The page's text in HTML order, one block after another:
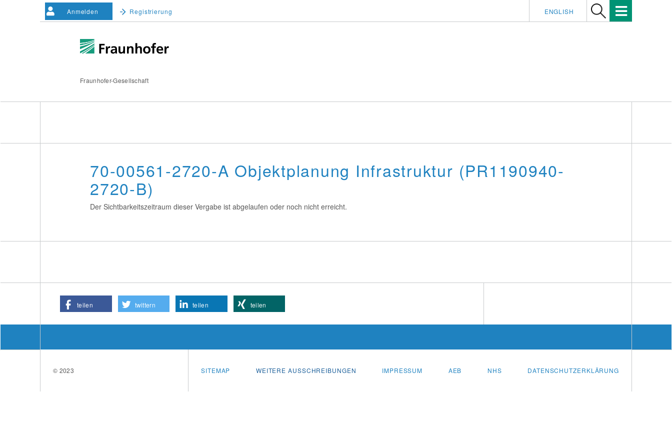
Fraunhofer-Gesellschaft
Anmelden Registrierung ENGLISH
70-00561-2720-A Objektplanung Infrastruktur (PR1190940-
2720-B)
Der Sichtbarkeitszeitraum dieser Vergabe ist abgelaufen oder noch nicht erreicht.
teilen twittern teilen teilen
SITEMAP WEITERE AUSSCHREIBUNGEN IMPRESSUM AEB NHS DATENSCHUTZERKLÄRUNG
© 2023